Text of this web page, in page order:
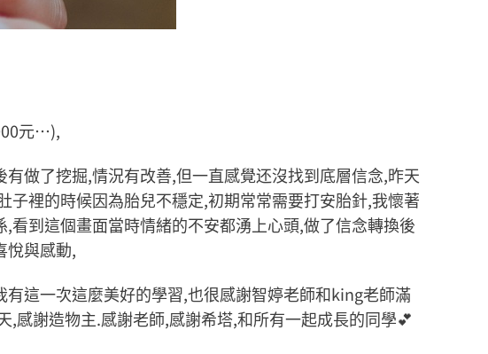
元…),
做了挖掘,情況有改善,但一直感覺还沒找到底層信念,昨天
裡的時候因為胎兒不穩定,初期常常需要打安胎針,我懷著
到這個畫面當時情緒的不安都湧上心頭,做了信念轉換後
悅與感動,
這一次這麼美好的學習,也很感謝智婷老師和king老師滿
感謝造物主.感謝老師,感謝希塔,和所有一起成長的同學💕